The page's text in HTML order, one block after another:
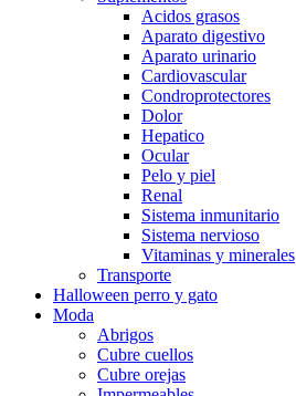
Acidos grasos
Aparato digestivo
Aparato urinario
Cardiovascular
Condroprotectores
Dolor
Hepatico
Ocular
Pelo y piel
Renal
Sistema inmunitario
Sistema nervioso
Vitaminas y minerales
Transporte
Halloween perro y gato
Moda
Abrigos
Cubre cuellos
Cubre orejas